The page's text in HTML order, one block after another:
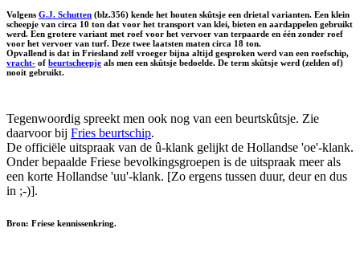
Volgens G.J. Schutten (blz.356) kende het houten skûtsje een drietal varianten. Een klein
scheepje van circa 10 ton dat voor het transport van klei, bieten en aardappelen gebruikt
werd. Een grotere variant met roef voor het vervoer van terpaarde en één zonder roef
voor het vervoer van turf. Deze twee laatsten maten circa 18 ton.
Opvallend is dat in Friesland zelf vroeger bijna altijd gesproken werd van een roefschip,
vracht- of beurtscheepje als men een skûtsje bedoelde. De term skûtsje werd (zelden of)
nooit gebruikt.
Tegenwoordig spreekt men ook nog van een beurtskûtsje. Zie
daarvoor bij Fries beurtschip.
De officiële uitspraak van de û-klank gelijkt de Hollandse 'oe'-klank.
Onder bepaalde Friese bevolkingsgroepen is de uitspraak meer als
een korte Hollandse 'uu'-klank. [Zo ergens tussen duur, deur en dus
in ;-)].
Bron: Friese kennissenkring.